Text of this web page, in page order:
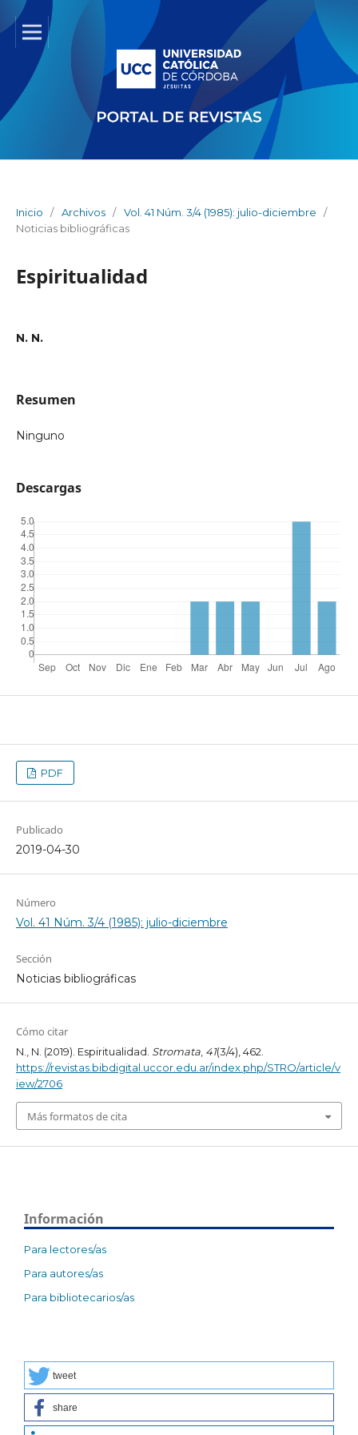
Inicio / Archivos / Vol. 41 Núm. 3/4 (1985): julio-diciembre
/
Noticias bibliográficas
Espiritualidad
N. N.
Resumen
Ninguno
Descargas
PDF
Publicado
2019-04-30
Número
Vol. 41 Núm. 3/4 (1985): julio-diciembre
Sección
Noticias bibliográficas
Cómo citar
N., N. (2019). Espiritualidad. Stromata, 41(3/4), 462.
https://revistas.bibdigital.uccor.edu.ar/index.php/STRO/article/v
iew/2706
Más formatos de cita
Información
Para lectores/as
Para autores/as
Para bibliotecarios/as
tweet
share